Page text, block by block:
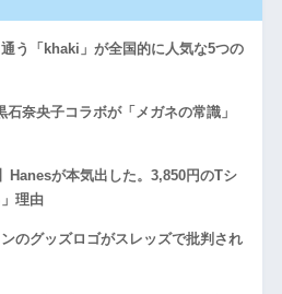
通う「khaki」が全国的に人気な5つの
石奈央子コラボが「メガネの常識」
Hanesが本気出した。3,850円のTシ
理由
のグッズロゴがスレッズで批判され